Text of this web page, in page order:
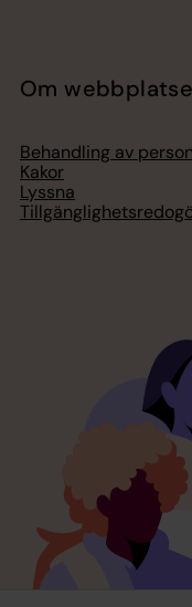
Om
Behandling av
Kakor
Lyssna